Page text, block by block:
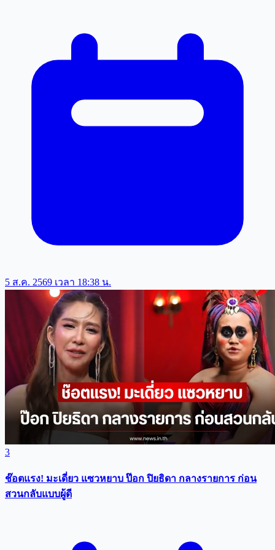
5 ส.ค. 2569 เวลา 18:38 น.
3
ช๊อตแรง! มะเดี่ยว แซวหยาบ ป๊อก ปิยธิดา กลางรายการ ก่อน
สวนกลับแบบผู้ดี